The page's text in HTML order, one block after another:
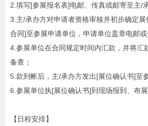
2.填写[参展报名表]电邮、传真或邮寄至主/
3.主/承办方对申请者资格审核并初步确定
合同]至参展申请单位，申请单位盖章电邮
4.参展单位在合同规定时间内汇款，并将汇
备查；
5.款到帐后，主/承办方发出[展位确认书]
6.参展单位执[展位确认书]到现场报到、布展
【日程安排】